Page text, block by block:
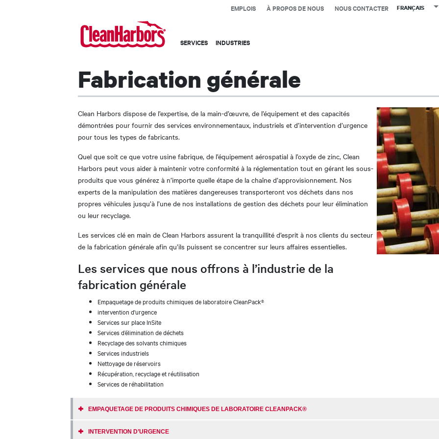
Skip
Top
EMPLOIS À PROPOS DE NOUS NOUS CONTACTER FRANÇAIS
Main
SERVICES INDUSTRIES
Fabrication générale
Clean Harbors dispose de l’expertise, de la main-d’œuvre, de l’équipement et des capacités
démontrées pour fournir des services environnementaux, industriels et d’intervention d’urgence
pour tous les types de fabricants.
Quel que soit ce que votre usine fabrique, de l’équipement aérospatial à l’oxyde de zinc, Clean
Harbors peut vous aider à maintenir votre conformité à la réglementation tout en gérant les sous-
produits que vous générez à n’importe quelle étape de la chaîne d’approvisionnement. Nos
experts de la manipulation des matières dangereuses transporteront vos déchets dans nos
propres véhicules jusqu’à l’une de nos installations de gestion des déchets pour leur élimination
ou leur recyclage.
Les services clé en main de Clean Harbors assurent la tranquillité d’esprit à nos clients du secteur
de la fabrication générale afin qu’ils puissent se concentrer sur leurs affaires essentielles.
Les services que nous offrons à l’industrie de la
fabrication générale
Empaquetage de produits chimiques de laboratoire CleanPack®
intervention d'urgence
Services sur place InSite
Services d’élimination de déchets
Recyclage des solvants chimiques
Services industriels
Nettoyage de réservoirs
Récupération, recyclage et réutilisation
Services de réhabilitation
EMPAQUETAGE DE PRODUITS CHIMIQUES DE LABORATOIRE CLEANPACK®
INTERVENTION D’URGENCE